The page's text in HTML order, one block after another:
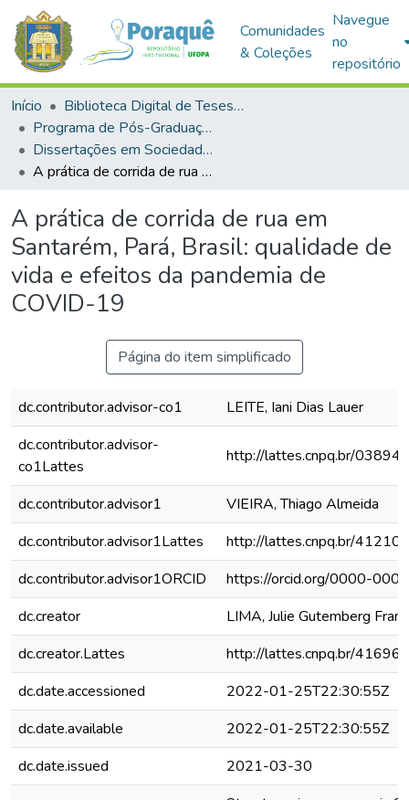
Comunidades
& Coleções
Navegue
no
repositório
Início
Biblioteca Digital de Teses e Dissertações (BDTD)
Programa de Pós-Graduação em Sociedade, Ambiente e Qualidade de Vida (PPGSAQ)
Dissertações em Sociedade, Ambiente e Qualidade de Vida (Mestrado)
A prática de corrida de rua em Santarém, Pará, Brasil: qualidade de vida e efeitos da pandemia de COVID-19
A prática de corrida de rua em
Santarém, Pará, Brasil: qualidade de
vida e efeitos da pandemia de
COVID-19
Página do item simplificado
dc.contributor.advisor-co1
LEITE, Iani Dias Lauer
dc.contributor.advisor-
co1Lattes
http://lattes.cnpq.br/
dc.contributor.advisor1
VIEIRA, Thiago Almeida
dc.contributor.advisor1Lattes
http://lattes.cnpq.br/
dc.contributor.advisor1ORCID
https://orcid.org/0000-
dc.creator
LIMA, Julie Gutemberg
dc.creator.Lattes
http://lattes.cnpq.br/
dc.date.accessioned
2022-01-25T22:30:55Z
dc.date.available
2022-01-25T22:30:55Z
dc.date.issued
2021-03-30